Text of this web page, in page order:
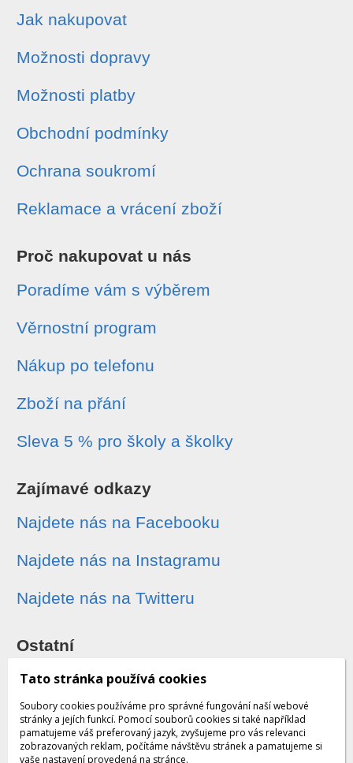
Jak nakupovat
Možnosti dopravy
Možnosti platby
Obchodní podmínky
Ochrana soukromí
Reklamace a vrácení zboží
Proč nakupovat u nás
Poradíme vám s výběrem
Věrnostní program
Nákup po telefonu
Zboží na přání
Sleva 5 % pro školy a školky
Zajímavé odkazy
Najdete nás na Facebooku
Najdete nás na Instagramu
Najdete nás na Twitteru
Ostatní
Sledování zásilek
Dárkové poukazy
Obchodní podmínky - archiv
Tato stránka používá cookies
Soubory cookies používáme pro správné fungování naší webové
stránky a jejích funkcí. Pomocí souborů cookies si také například
pamatujeme váš preferovaný jazyk, zvyšujeme pro vás relevanci
zobrazovaných reklam, počítáme návštěvu stránek a pamatujeme si
vaše nastavení provedená na stránce.